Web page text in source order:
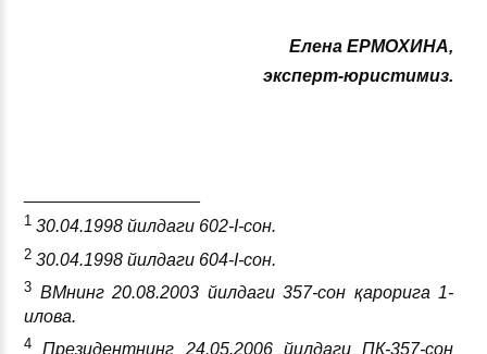
Елена ЕРМОХИНА,
эксперт-юристимиз.
1 30.04.1998 йилдаги 602-I-сон.
2 30.04.1998 йилдаги 604-I-сон.
3 ВМнинг 20.08.2003 йилдаги 357-сон қарорига 1-
илова.
4
Президентнинг 24.05.2006 йилдаги ПҚ-357-сон